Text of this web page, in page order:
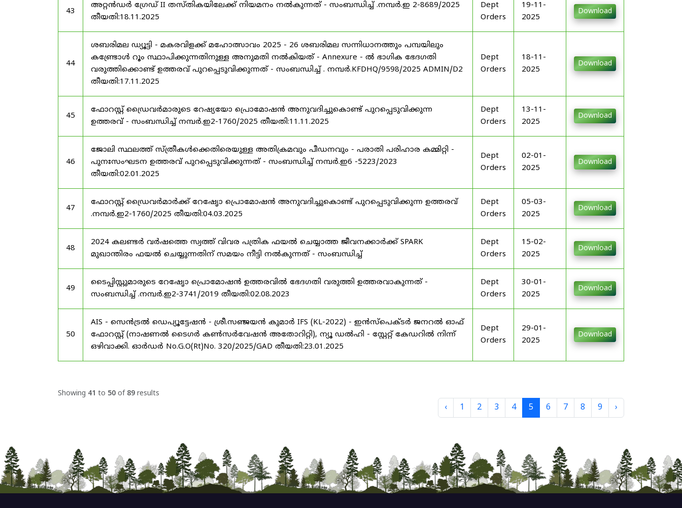
43
അറ്റൻഡർ ഗ്രേഡ് II തസ്തികയിലേക്ക് നിയമനം നൽകുന്നത് - സംബന്ധിച്ച് .നമ്പർ.ഇ 2-8689/2025
തീയതി:18.11.2025
Dept
Orders
19-11-
2025
Download
44
ശബരിമല ഡ്യൂട്ടി - മകരവിളക്ക് മഹോത്സാവം 2025 - 26 ശബരിമല സന്നിധാനത്തും പമ്പയിലും
കണ്ട്രോൾ റൂം സ്ഥാപിക്കുന്നതിനുള്ള അനുമതി നൽകിയത് - Annexure - ൽ ഭാഗിക ഭേദഗതി
വരുത്തിക്കൊണ്ട് ഉത്തരവ് പുറപ്പെടുവിക്കുന്നത് - സംബന്ധിച്ച് . നമ്പർ.KFDHQ/9598/2025 ADMIN/D2
തീയതി:17.11.2025
Dept
Orders
18-11-
2025
Download
45
ഫോറസ്റ്റ് ഡ്രൈവർമാരുടെ റേഷ്യയോ പ്രൊമോഷൻ അനുവദിച്ചുകൊണ്ട് പുറപ്പെടുവിക്കുന്ന
ഉത്തരവ് - സംബന്ധിച്ച് നമ്പർ.ഇ2-1760/2025 തീയതി:11.11.2025
Dept
Orders
13-11-
2025
Download
46
ജോലി സ്ഥലത്ത് സ്ത്രീകൾക്കെതിരെയുള്ള അതിക്രമവും പീഡനവും - പരാതി പരിഹാര കമ്മിറ്റി -
പുനഃസംഘടന ഉത്തരവ് പുറപ്പെടുവിക്കുന്നത് - സംബന്ധിച്ച് നമ്പർ.ഇ6 -5223/2023
തീയതി:02.01.2025
Dept
Orders
02-01-
2025
Download
47
ഫോറസ്റ്റ് ഡ്രൈവർമാർക്ക് റേഷേൃാ പ്രൊമോഷൻ അനുവദിച്ചുകൊണ്ട് പുറപ്പെടുവിക്കുന്ന ഉത്തരവ്
.നമ്പർ.ഇ2-1760/2025 തീയതി:04.03.2025
Dept
Orders
05-03-
2025
Download
48
2024 കലണ്ടർ വർഷത്തെ സ്വത്ത് വിവര പത്രിക ഫയൽ ചെയ്യാത്ത ജീവനക്കാർക്ക് SPARK
മുഖാന്തിരം ഫയൽ ചെയ്യുന്നതിന് സമയം നീട്ടി നൽകുന്നത് - സംബന്ധിച്ച്
Dept
Orders
15-02-
2025
Download
49
ടൈപ്പിസ്റ്റുമാരുടെ റേഷേൃാ പ്രൊമോഷൻ ഉത്തരവിൽ ഭേദഗതി വരുത്തി ഉത്തരവാകുന്നത് -
സംബന്ധിച്ച് .നമ്പർ.ഇ2-3741/2019 തീയതി:02.08.2023
Dept
Orders
30-01-
2025
Download
50
AIS - സെൻട്രൽ ഡെപ്യൂട്ടേഷൻ - ശ്രീ.സഞ്ജയൻ കുമാർ IFS (KL-2022) - ഇൻസ്പെക്ടർ ജനറൽ ഓഫ്
ഫോറസ്റ്റ് (നാഷണൽ ടൈഗർ കൺസർവേഷൻ അതോറിറ്റി), ന്യൂ ഡൽഹി - സ്റ്റേറ്റ് കേഡറിൽ നിന്ന്
ഒഴിവാക്കി. ഓർഡർ No.G.O(Rt)No. 320/2025/GAD തീയതി:23.01.2025
Dept
Orders
29-01-
2025
Download
Showing 41 to 50 of 89 results
‹ 1 2 3 4 5 6 7 8 9 ›